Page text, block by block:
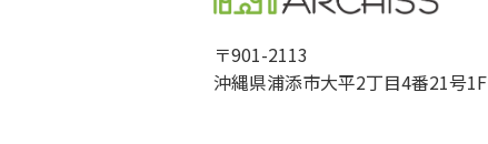
〒901-2113
沖縄県浦添市大平2丁目4番21号1F